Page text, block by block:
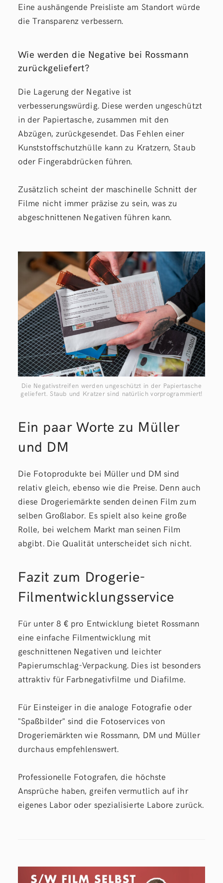
Eine aushängende Preisliste am Standort würde
die Transparenz verbessern.
Wie werden die Negative bei Rossmann
zurückgeliefert?
Die Lagerung der Negative ist
verbesserungswürdig. Diese werden ungeschützt
in der Papiertasche, zusammen mit den
Abzügen, zurückgesendet. Das Fehlen einer
Kunststoffschutzhülle kann zu Kratzern, Staub
oder Fingerabdrücken führen.
Zusätzlich scheint der maschinelle Schnitt der
Filme nicht immer präzise zu sein, was zu
abgeschnittenen Negativen führen kann.
Die Negativstreifen werden ungeschützt in der Papiertasche
geliefert. Staub und Kratzer sind natürlich vorprogrammiert!
Ein paar Worte zu Müller
und DM
Die Fotoprodukte bei Müller und DM sind
relativ gleich, ebenso wie die Preise. Denn auch
diese Drogeriemärkte senden deinen Film zum
selben Großlabor. Es spielt also keine große
Rolle, bei welchem Markt man seinen Film
abgibt. Die Qualität unterscheidet sich nicht.
Fazit zum Drogerie-
Filmentwicklungsservice
Für unter 8 € pro Entwicklung bietet Rossmann
eine einfache Filmentwicklung mit
geschnittenen Negativen und leichter
Papierumschlag-Verpackung. Dies ist besonders
attraktiv für Farbnegativfilme und Diafilme.
Für Einsteiger in die analoge Fotografie oder
"Spaßbilder" sind die Fotoservices von
Drogeriemärkten wie Rossmann, DM und Müller
durchaus empfehlenswert.
Professionelle Fotografen, die höchste
Ansprüche haben, greifen vermutlich auf ihr
eigenes Labor oder spezialisierte Labore zurück.